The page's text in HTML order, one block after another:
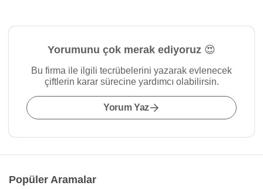
Yorumunu çok merak ediyoruz 😍
Bu firma ile ilgili tecrübelerini yazarak evlenecek
çiftlerin karar sürecine yardımcı olabilirsin.
Yorum Yaz
Popüler Aramalar